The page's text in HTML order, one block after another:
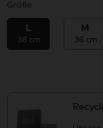
Größe
L
38 cm
M
36 cm